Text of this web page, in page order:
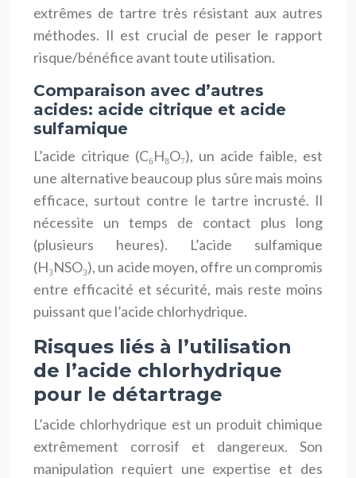
extrêmes de tartre très résistant aux autres
méthodes. Il est crucial de peser le rapport
risque/bénéfice avant toute utilisation.
Comparaison avec d’autres
acides: acide citrique et acide
sulfamique
L’acide citrique (C₆H₈O₇), un acide faible, est
une alternative beaucoup plus sûre mais moins
efficace, surtout contre le tartre incrusté. Il
nécessite un temps de contact plus long
(plusieurs heures). L’acide sulfamique
(H₃NSO₃), un acide moyen, offre un compromis
entre efficacité et sécurité, mais reste moins
puissant que l’acide chlorhydrique.
Risques liés à l’utilisation
de l’acide chlorhydrique
pour le détartrage
L’acide chlorhydrique est un produit chimique
extrêmement corrosif et dangereux. Son
manipulation requiert une expertise et des